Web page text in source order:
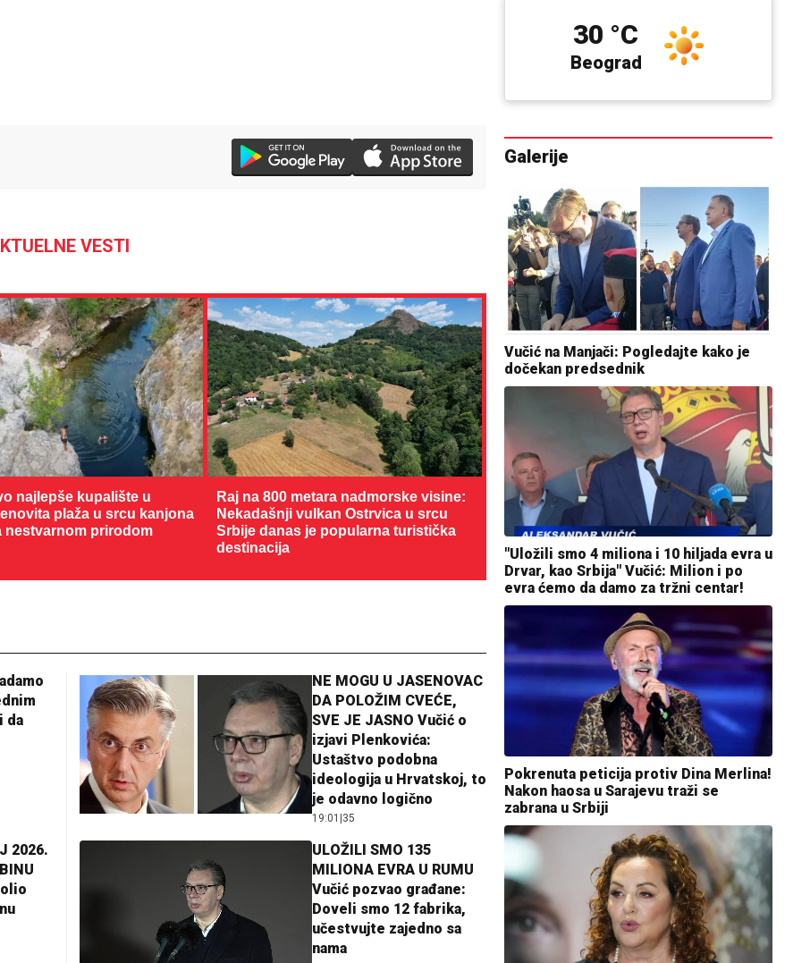
VESTI
najlepše kupalište u
plaža u srcu kanjona
nestvarnom prirodom
Raj na 800 metara nadmorske visine:
Nekadašnji vulkan Ostrvica u srcu
Srbije danas je popularna turistička
destinacija
da
NE MOGU U JASENOVAC
DA POLOŽIM CVEĆE,
SVE JE JASNO Vučić o
izjavi Plenkovića:
Ustaštvo podobna
ideologija u Hrvatskoj, to
je odavno logično
19:01 |35
2026.
ULOŽILI SMO 135
MILIONA EVRA U RUMU
Vučić pozvao građane:
Doveli smo 12 fabrika,
učestvujte zajedno sa
nama
Beograd
30 °C
Galerije
Vučić na Manjači: Pogledajte kako je
dočekan predsednik
"Uložili smo 4 miliona i 10 hiljada evra u
Drvar, kao Srbija" Vučić: Milion i po
evra ćemo da damo za tržni centar!
Pokrenuta peticija protiv Dina Merlina!
Nakon haosa u Sarajevu traži se
zabrana u Srbiji